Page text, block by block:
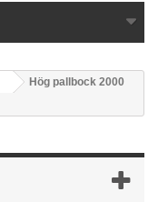
Hög pallbock 2000